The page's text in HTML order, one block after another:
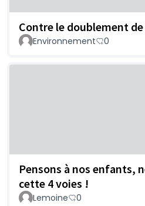
Contre le doublement de
Environnement 0
Pensons à nos enfants,
cette 4 voies !
Lemoine 0